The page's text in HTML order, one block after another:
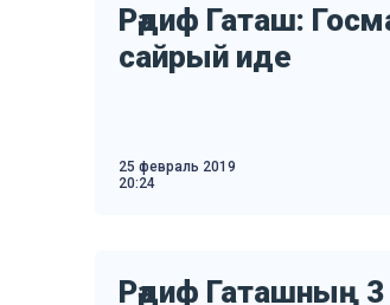
Рәдиф Гаташ:
сайрый иде
25 февраль 2019
20:24
Рәдиф Гаташның 3